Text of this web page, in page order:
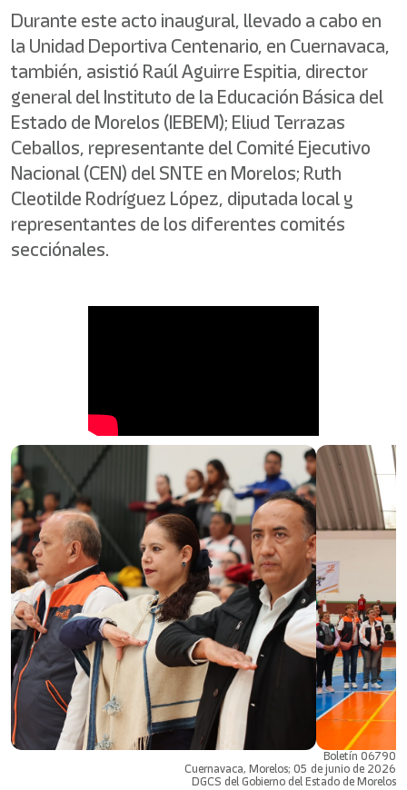
Durante este acto inaugural, llevado a cabo en
la Unidad Deportiva Centenario, en Cuernavaca,
también, asistió Raúl Aguirre Espitia, director
general del Instituto de la Educación Básica del
Estado de Morelos (IEBEM); Eliud Terrazas
Ceballos, representante del Comité Ejecutivo
Nacional (CEN) del SNTE en Morelos; Ruth
Cleotilde Rodríguez López, diputada local y
representantes de los diferentes comités
secciónales.
Boletín 06790
Cuernavaca, Morelos; 05 de junio de 2026
DGCS del Gobierno del Estado de Morelos